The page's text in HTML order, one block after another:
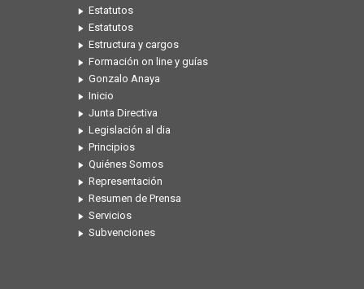
Estatutos
Estatutos
Estructura y cargos
Formación on line y guías
Gonzalo Anaya
Inicio
Junta Directiva
Legislación al dia
Principios
Quiénes Somos
Representación
Resumen de Prensa
Servicios
Subvenciones